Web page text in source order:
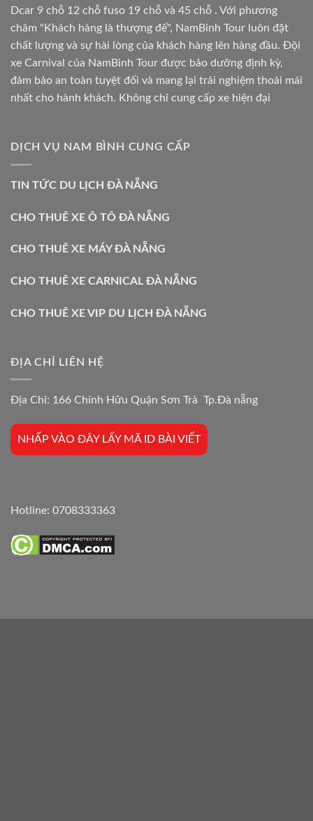
Dcar 9 chỗ 12 chỗ fuso 19 chỗ và 45 chỗ . Với phương
châm "Khách hàng là thượng đế", NamBinh Tour luôn đặt
chất lượng và sự hài lòng của khách hàng lên hàng đầu. Đội
xe Carnival của NamBinh Tour được bảo dưỡng định kỳ,
đảm bảo an toàn tuyệt đối và mang lại trải nghiệm thoải mái
nhất cho hành khách. Không chỉ cung cấp xe hiện đại
DỊCH VỤ NAM BÌNH CUNG CẤP
TIN TỨC DU LỊCH ĐÀ NẴNG
CHO THUÊ XE Ô TÔ ĐÀ NẴNG
CHO THUÊ XE MÁY ĐÀ NẴNG
CHO THUÊ XE CARNICAL ĐÀ NẴNG
CHO THUÊ XE VIP DU LỊCH ĐÀ NẴNG
ĐỊA CHỈ LIÊN HỆ
Địa Chỉ: 166 Chính Hữu Quận Sơn Trà Tp.Đà nẵng
NHẤP VÀO ĐÂY LẤY MÃ ID BÀI VIẾT
Hotline: 0708333363